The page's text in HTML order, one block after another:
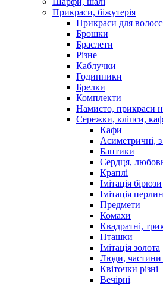
Прикраси, біжутерія
Прикраси для
Брошки
Браслети
Різне
Каблучки
Годинники
Брелки
Комплекти
Намисто, прикраси
Сережки, кліпси,
Кафи
Асиметричні,
Бантики
Сердця,
Краплі
Імітація бірюзи
Імітація перлин
Предмети
Комахи
Квадратні,
Пташки
Імітація золота
Люди, частини
Квіточки різні
Вечірні